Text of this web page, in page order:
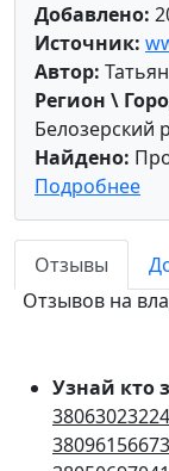
Добавлено:
Источник:
Автор:
Регион \
Белозерский
Найдено:
Подробнее
Отзывы
Отзывов на
Узнай кто